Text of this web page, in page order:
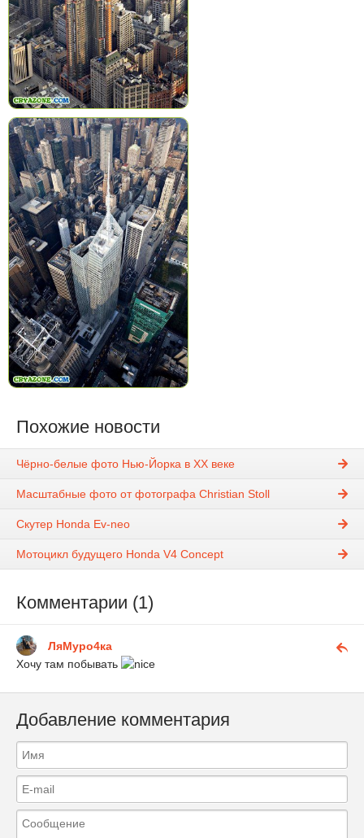
Похожие новости
Чёрно-белые фото Нью-Йорка в XX веке
Масштабные фото от фотографа Christian Stoll
Скутер Honda Ev-neo
Мотоцикл будущего Honda V4 Concept
Комментарии (1)
ЛяМуро4ка
Хочу там побывать
Добавление комментария